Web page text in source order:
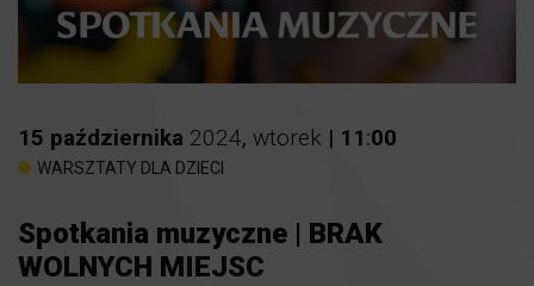
15 października 2024, wtorek | 11:00
WARSZTATY DLA DZIECI
Spotkania muzyczne | BRAK
WOLNYCH MIEJSC